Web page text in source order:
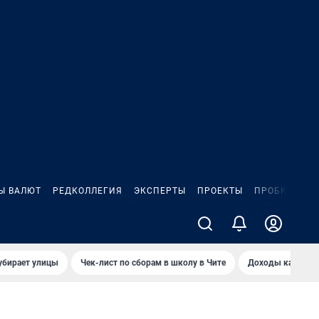
ВАЛЮТ РЕДКОЛЛЕГИЯ ЭКСПЕРТЫ ПРОЕКТЫ ПРОБКИ
улицы Чек-лист по сборам в школу в Чите Доходы